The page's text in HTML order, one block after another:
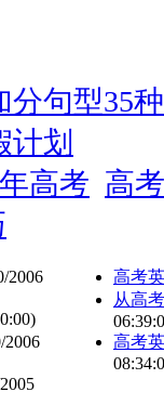
分句型35种
计划
高考 高
2006
2006
高考
从高
高考